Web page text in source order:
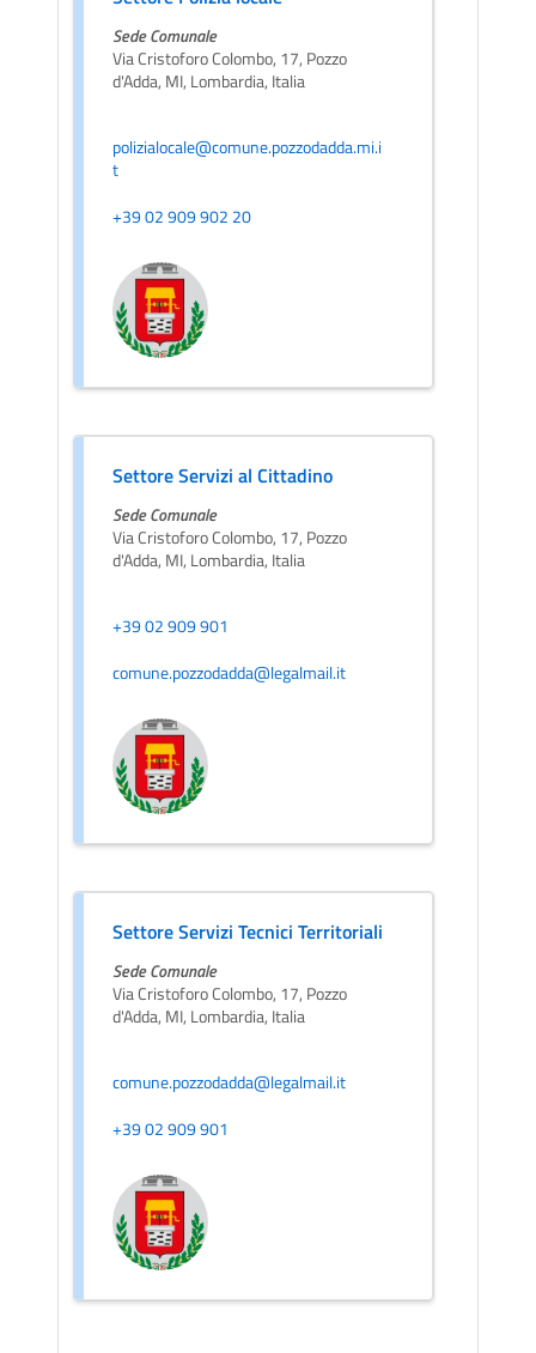
Sede Comunale
Via Cristoforo Colombo, 17, Pozzo
d'Adda, MI, Lombardia, Italia
polizialocale@comune.pozzodadda.mi.i
t
+39 02 909 902 20
Settore Servizi al Cittadino
Sede Comunale
Via Cristoforo Colombo, 17, Pozzo
d'Adda, MI, Lombardia, Italia
+39 02 909 901
comune.pozzodadda@legalmail.it
Settore Servizi Tecnici Territoriali
Sede Comunale
Via Cristoforo Colombo, 17, Pozzo
d'Adda, MI, Lombardia, Italia
comune.pozzodadda@legalmail.it
+39 02 909 901